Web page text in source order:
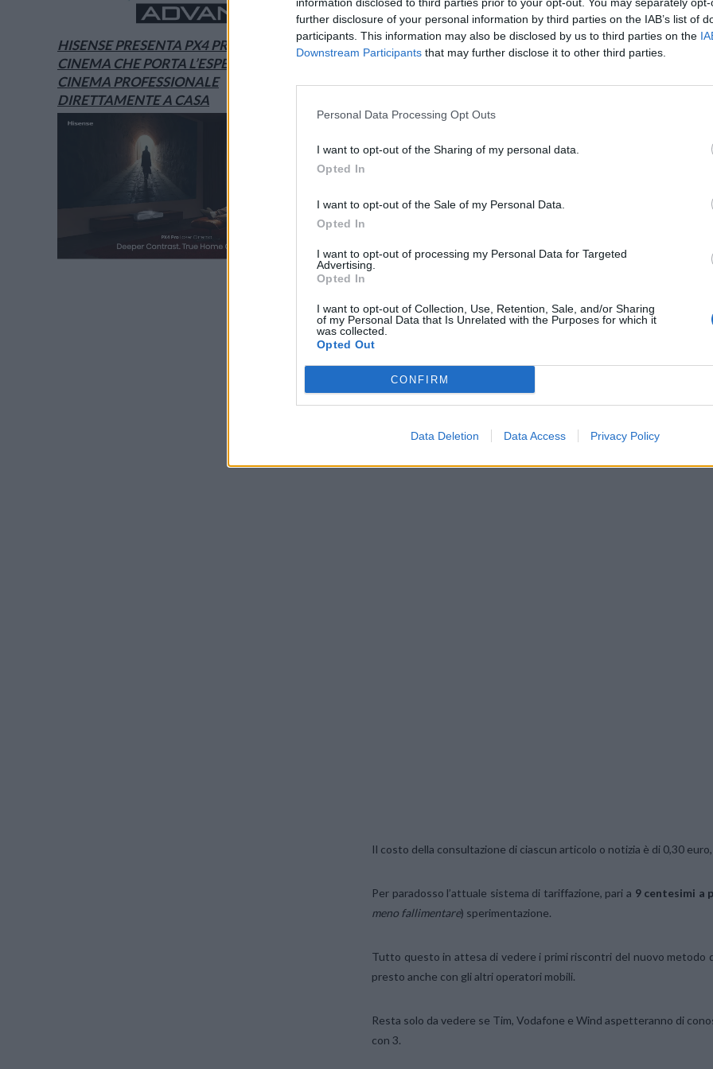
further disclosure of your personal information by third parties on the IAB’s list of
participants. This information may also be disclosed by us to third parties on the
Downstream Participants that may further disclose it to other third parties.
Personal Data Processing Opt Outs
I want to opt-out of the Sharing of my personal data.
Opted In
I want to opt-out of the Sale of my Personal Data.
Opted In
I want to opt-out of processing my Personal Data for Targeted
Advertising.
Opted In
I want to opt-out of Collection, Use, Retention, Sale, and/or Sharing
of my Personal Data that Is Unrelated with the Purposes for which it
was collected.
Opted Out
CONFIRM
Data Deletion Data Access Privacy Policy
rilanciato nell’ultimo anno di crisi, tra H3G ed Espresso era già stato
MONDO3 SU TELEGRAM
ROMA – Repubblica.it sbarca sui telefonini di terza
,
notizie del quotidiano online diventano accessibili anche agli
Repubblica.it ha realizzato per i clienti di Tre una versione del suo
essere sempre informati sugli avvenimenti della giornata e sui
Per accedere al sito basta attivare il portale mobile con l’apposito
selezionare il link Repubblica.it. Due le sezioni del sito
della redazione sui temi del giorno, e “Ultim’ora”, dove sono
titolo della notizia, o del servizio, per leggere il testo integrale e
salienti della giornata.
Il costo della consultazione di ciascun articolo o notizia è di 0,30
Per paradosso l’attuale sistema di tariffazione, pari a 9 centesimi a
meno fallimentare) sperimentazione.
Tutto questo in attesa di vedere i primi riscontri del nuovo metodo
presto anche con gli altri operatori mobili.
Resta solo da vedere se Tim, Vodafone e Wind aspetteranno di
con 3.
HISENSE PRESENTA PX4 PRO, IL LASER
CINEMA CHE PORTA L’ESPERIENZA DEL
CINEMA PROFESSIONALE
DIRETTAMENTE A CASA